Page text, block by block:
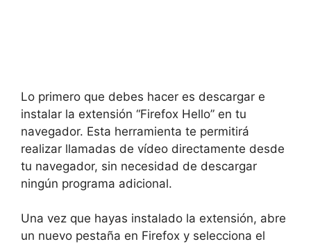
Lo primero que debes hacer es descargar e
instalar la extensión “Firefox Hello” en tu
navegador. Esta herramienta te permitirá
realizar llamadas de vídeo directamente desde
tu navegador, sin necesidad de descargar
ningún programa adicional.
Una vez que hayas instalado la extensión, abre
un nuevo pestaña en Firefox y selecciona el